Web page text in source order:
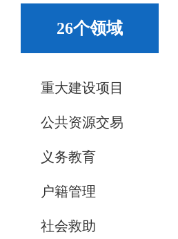
26个领域
重大建设项目
公共资源交易
义务教育
户籍管理
社会救助